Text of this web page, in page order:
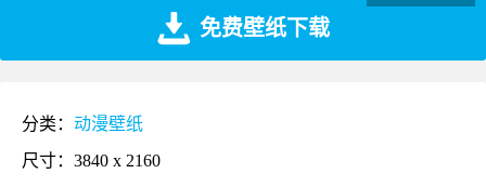
免费壁纸下载
分类： 动漫壁纸
尺寸：3840 x 2160